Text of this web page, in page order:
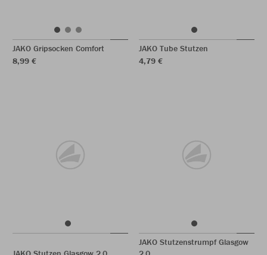
JAKO Gripsocken Comfort
8,99 €
JAKO Tube Stutzen
4,79 €
JAKO Stutzenstrumpf Glasgow